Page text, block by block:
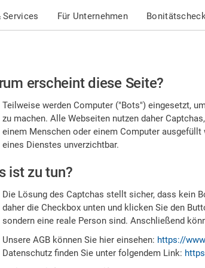
Services Für Unternehmen
erscheint diese Seite?
Teilweise werden Computer ("Bots") eingesetzt,
zu machen. Alle Webseiten nutzen daher
einem Menschen oder einem Computer
eines Dienstes unverzichtbar.
ist zu tun?
Die Lösung des Captchas stellt sicher, dass kein
daher die Checkbox unten und klicken Sie den
sondern eine reale Person sind. Anschließend
Unsere AGB können Sie hier einsehen: https://
Datenschutz finden Sie unter folgendem Link: